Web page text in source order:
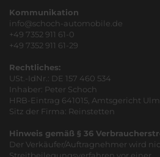
Kommunikation
info@schoch-automobile.de
+49 7352 911 61-0
+49 7352 911 61-29
Rechtliches:
USt.-IdNr.: DE 157 460 534
Inhaber: Peter Schoch
HRB-Eintrag 641015, Amtsgericht Ulm
Sitz der Firma: Reinstetten
Hinweis gemäß § 36
Der Verkäufer/Auftragnehmer wird